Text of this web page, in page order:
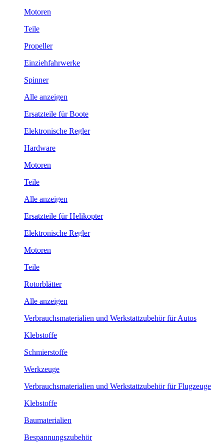
Motoren
Teile
Propeller
Einziehfahrwerke
Spinner
Alle anzeigen
Ersatzteile für Boote
Elektronische Regler
Hardware
Motoren
Teile
Alle anzeigen
Ersatzteile für Helikopter
Elektronische Regler
Motoren
Teile
Rotorblätter
Alle anzeigen
Verbrauchsmaterialien und Werkstattzubehör für Autos
Klebstoffe
Schmierstoffe
Werkzeuge
Verbrauchsmaterialien und Werkstattzubehör für Flugzeuge
Klebstoffe
Baumaterialien
Bespannungszubehör